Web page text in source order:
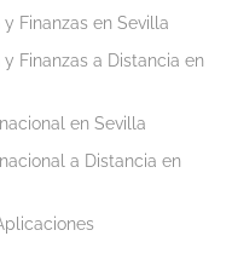
Finanzas en Sevilla
Finanzas a Distancia en
en Sevilla
a Distancia en